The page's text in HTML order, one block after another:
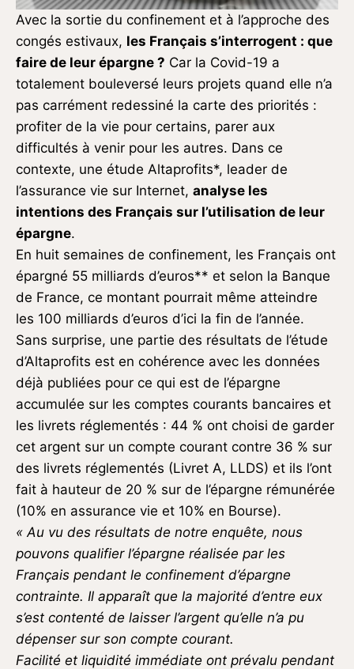
Avec la sortie du confinement et à l’approche des
congés estivaux, les Français s’interrogent : que
faire de leur épargne ? Car la Covid-19 a
totalement bouleversé leurs projets quand elle n’a
pas carrément redessiné la carte des priorités :
profiter de la vie pour certains, parer aux
difficultés à venir pour les autres. Dans ce
contexte, une étude Altaprofits*, leader de
l’assurance vie sur Internet, analyse les
intentions des Français sur l’utilisation de leur
épargne.
En huit semaines de confinement, les Français ont
épargné 55 milliards d’euros** et selon la Banque
de France, ce montant pourrait même atteindre
les 100 milliards d’euros d’ici la fin de l’année.
Sans surprise, une partie des résultats de l’étude
d’Altaprofits est en cohérence avec les données
déjà publiées pour ce qui est de l’épargne
accumulée sur les comptes courants bancaires et
les livrets réglementés : 44 % ont choisi de garder
cet argent sur un compte courant contre 36 % sur
des livrets réglementés (Livret A, LLDS) et ils l’ont
fait à hauteur de 20 % sur de l’épargne rémunérée
(10% en assurance vie et 10% en Bourse).
« Au vu des résultats de notre enquête, nous
pouvons qualifier l’épargne réalisée par les
Français pendant le confinement d’épargne
contrainte. Il apparaît que la majorité d’entre eux
s’est contenté de laisser l’argent qu’elle n’a pu
dépenser sur son compte courant.
Facilité et liquidité immédiate ont prévalu pendant